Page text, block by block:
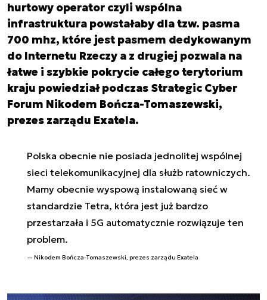
hurtowy operator czyli wspólna
infrastruktura powstałaby dla tzw. pasma
700 mhz, które jest pasmem dedykowanym
do Internetu Rzeczy a z drugiej pozwala na
łatwe i szybkie pokrycie całego terytorium
kraju powiedział podczas Strategic Cyber
Forum Nikodem Bończa-Tomaszewski,
prezes zarządu Exatela.
Polska obecnie nie posiada jednolitej wspólnej
sieci telekomunikacyjnej dla służb ratowniczych.
Mamy obecnie wyspową instalowaną sieć w
standardzie Tetra, która jest już bardzo
przestarzała i 5G automatycznie rozwiązuje ten
problem.
Nikodem Bończa-Tomaszewski, prezes zarządu Exatela